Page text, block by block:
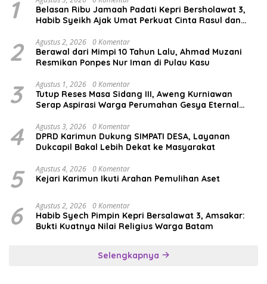
1
Belasan Ribu Jamaah Padati Kepri Bersholawat 3,
Habib Syeikh Ajak Umat Perkuat Cinta Rasul dan
2 Agustus 2, 2026 0 Komentar
Berawal dari Mimpi 10 Tahun Lalu, Ahmad Muzani
Resmikan Ponpes Nur Iman di Pulau Kasu
3 Agustus 1, 2026 0 Komentar
Tutup Reses Masa Sidang III, Aweng Kurniawan
Serap Aspirasi Warga Perumahan Gesya Eternal
4 Agustus 3, 2026 0 Komentar
DPRD Karimun Dukung SIMPATI DESA, Layanan
Dukcapil Bakal Lebih Dekat ke Masyarakat
5 Agustus 4, 2026 0 Komentar
Kejari Karimun Ikuti Arahan Pemulihan Aset
6 Agustus 2, 2026 0 Komentar
Habib Syech Pimpin Kepri Bersalawat 3, Amsakar:
Bukti Kuatnya Nilai Religius Warga Batam
Selengkapnya